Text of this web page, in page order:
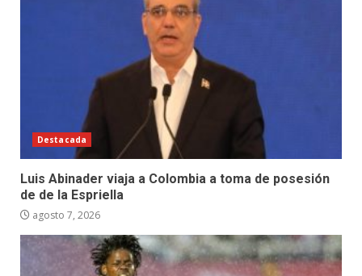
Destacada
Luis Abinader viaja a Colombia a toma de posesión
de de la Espriella
agosto 7, 2026